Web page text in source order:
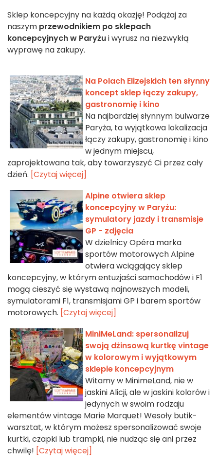
Sklep koncepcyjny na każdą okazję! Podążaj za
naszym przewodnikiem po sklepach
koncepcyjnych w Paryżui wyrusz na niezwykłą
wyprawę na zakupy.
Na Polach Elizejskich ten słynny
koncept sklep łączy zakupy,
gastronomię i kino
Na najbardziej słynnym bulwarze
Paryża, ta wyjątkowa lokalizacja
łączy zakupy, gastronomię i kino
w jednym miejscu,
zaprojektowana tak, aby towarzyszyć Ci przez cały
dzień. [Czytaj więcej]
Alpine otwiera sklep
koncepcyjny w Paryżu:
symulatory jazdy i transmisje
GP - zdjęcia
W dzielnicy Opéra marka
sportów motorowych Alpine
otwiera wciągający sklep
koncepcyjny, w którym entuzjaści samochodów i F1
mogą cieszyć się wystawą najnowszych modeli,
symulatorami F1, transmisjami GP i barem sportów
motorowych. [Czytaj więcej]
MiniMeLand: spersonalizuj
swoją dżinsową kurtkę vintage
w kolorowym i wyjątkowym
sklepie koncepcyjnym
Witamy w MinimeLand, nie w
jaskini Alicji, ale w jaskini kolorów i
jedynych w swoim rodzaju
elementów vintage Marie Marquet! Wesoły butik-
warsztat, w którym możesz spersonalizować swoje
kurtki, czapki lub trampki, nie nudząc się ani przez
chwilę! [Czytaj więcej]